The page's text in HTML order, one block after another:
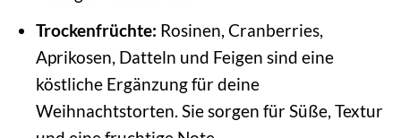
Trockenfrüchte: Rosinen, Cranberries,
Aprikosen, Datteln und Feigen sind eine
köstliche Ergänzung für deine
Weihnachtstorten. Sie sorgen für Süße, Textur